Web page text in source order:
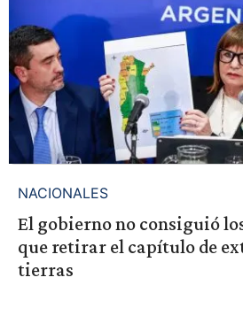
NACIONALES
El gobierno no consiguió
que retirar el capítulo de
tierras